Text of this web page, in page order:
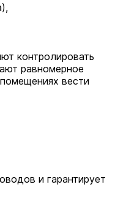
контролировать
равномерное
вести
и гарантирует